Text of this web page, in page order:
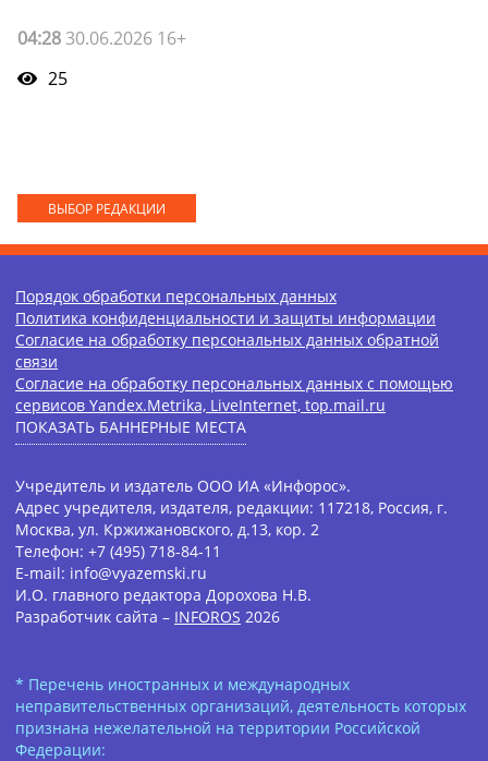
04:28 30.06.2026 16+
25
ВЫБОР РЕДАКЦИИ
Порядок обработки персональных данных
Политика конфиденциальности и защиты информации
Согласие на обработку персональных данных обратной
связи
Согласие на обработку персональных данных с помощью
сервисов Yandex.Metrika, LiveInternet, top.mail.ru
ПОКАЗАТЬ БАННЕРНЫЕ МЕСТА
Учредитель и издатель ООО ИА «Инфорос».
Адрес учредителя, издателя, редакции: 117218, Россия, г.
Москва, ул. Кржижановского, д.13, кор. 2
Телефон: +7 (495) 718-84-11
E-mail: info@vyazemski.ru
И.О. главного редактора Дорохова Н.В.
Разработчик сайта – INFOROS 2026
* Перечень иностранных и международных
неправительственных организаций, деятельность которых
признана нежелательной на территории Российской
Федерации: